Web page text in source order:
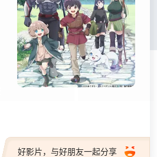
好影片，与好朋友一起分享